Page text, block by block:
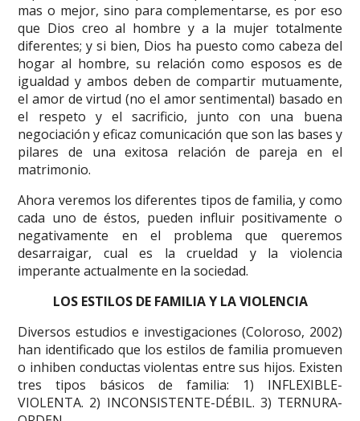
mas o mejor, sino para complementarse, es por eso
que Dios creo al hombre y a la mujer totalmente
diferentes; y si bien, Dios ha puesto como cabeza del
hogar al hombre, su relación como esposos es de
igualdad y ambos deben de compartir mutuamente,
el amor de virtud (no el amor sentimental) basado en
el respeto y el sacrificio, junto con una buena
negociación y eficaz comunicación que son las bases y
pilares de una exitosa relación de pareja en el
matrimonio.
Ahora veremos los diferentes tipos de familia, y como
cada uno de éstos, pueden influir positivamente o
negativamente en el problema que queremos
desarraigar, cual es la crueldad y la violencia
imperante actualmente en la sociedad.
LOS ESTILOS DE FAMILIA Y LA VIOLENCIA
Diversos estudios e investigaciones (Coloroso, 2002)
han identificado que los estilos de familia promueven
o inhiben conductas violentas entre sus hijos. Existen
tres tipos básicos de familia: 1) INFLEXIBLE-
VIOLENTA. 2) INCONSISTENTE-DÉBIL. 3) TERNURA-